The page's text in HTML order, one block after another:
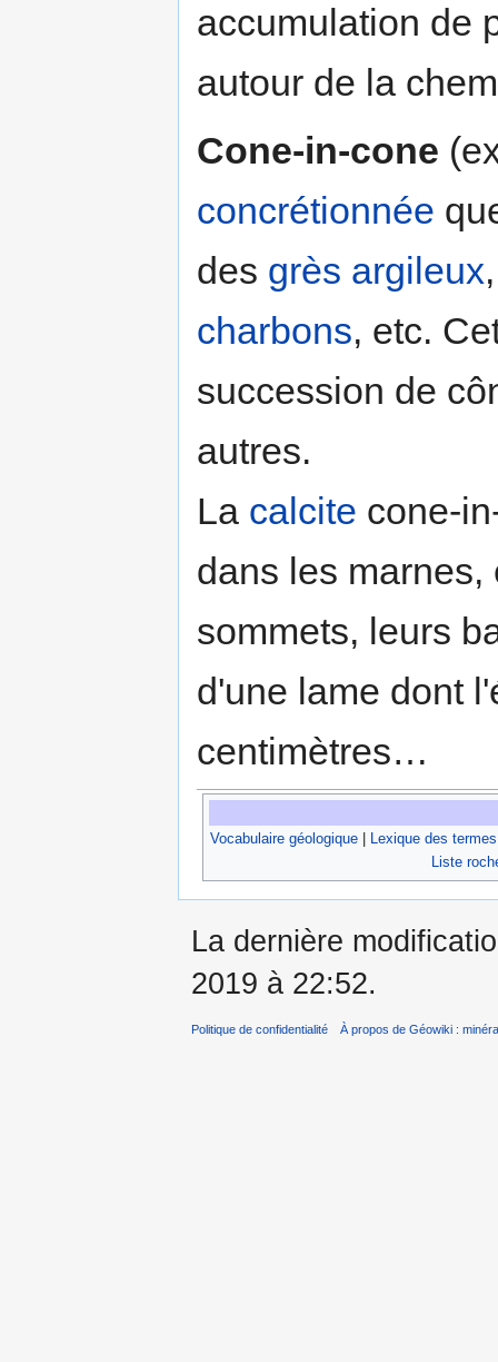
accumulation de
autour de la
Cone-in-cone
concrétionnée
des grès argileux
charbons, etc.
succession de
autres.
La calcite cone-
dans les
sommets, leurs
d'une lame dont
centimètres…
Vocabulaire géologique
Lexique des
Liste
La dernière
2019 à 22:52.
Politique de confidentialité À propos de Géowiki :